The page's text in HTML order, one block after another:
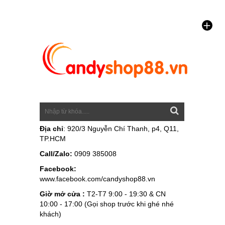
Địa chỉ: 920/3 Nguyễn Chí Thanh, p4, Q11,
TP.HCM
Call/Zalo: 0909 385008
Facebook:
www.facebook.com/candyshop88.vn
Giờ mở cửa : T2-T7 9:00 - 19:30 & CN
10:00 - 17:00 (Gọi shop trước khi ghé nhé
khách)